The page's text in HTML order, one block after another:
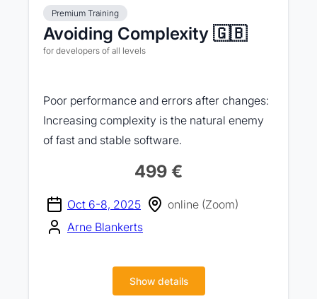
Premium Training
Avoiding Complexity 🇬🇧
for developers of all levels
Poor performance and errors after changes:
Increasing complexity is the natural enemy
of fast and stable software.
499 €
Oct 6-8, 2025
online (Zoom)
Arne Blankerts
Show details